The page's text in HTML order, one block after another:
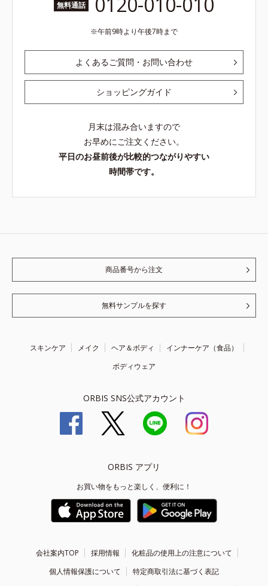
無料通話
午前9時より午後7時まで
よくあるご質問・お問い合わせ
ショッピングガイド
月末は混み合いますので
お早めにご注文ください。
平日のお昼前後が比較的つながりやすい
時間帯です。
商品番号から注文
無料サンプルを探す
スキンケア メイク ヘア＆ボディ
インナーケア（食品）
ボディウェア
ORBIS SNS公式アカウント
ORBIS アプリ
お買い物をもっと楽しく、便利に！
会社案内TOP 採用情報
化粧品の使用上の注意について
個人情報保護について
特定商取引法に基づく表記